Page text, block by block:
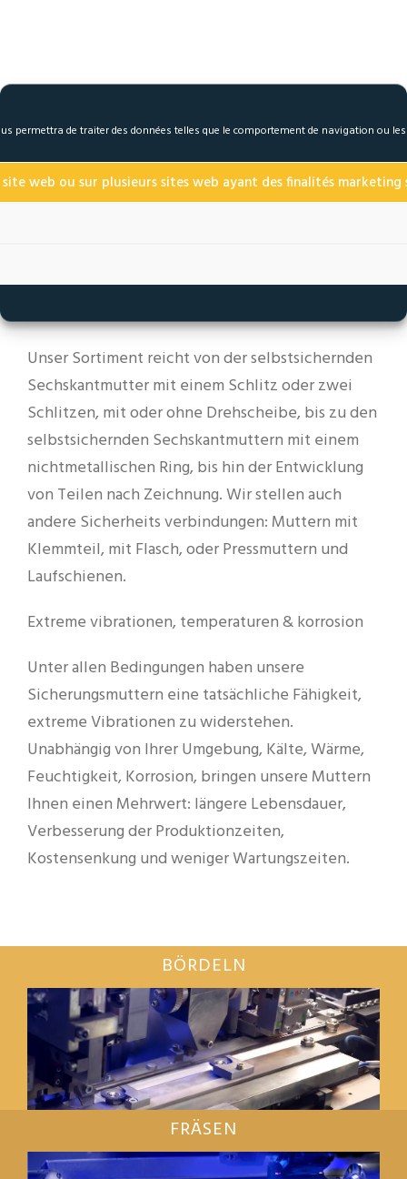
permettra de traiter des données telles que le comportement de navigation ou
web ou sur plusieurs sites web ayant des finalités marketing
Know-How
anerkannt und eingesezt sind unsere Produkte,
Unser Sortiment reicht von der selbstsichernden
Sechskantmutter mit einem Schlitz oder zwei
Schlitzen, mit oder ohne Drehscheibe, bis zu den
selbstsichernden Sechskantmuttern mit einem
nichtmetallischen Ring, bis hin der Entwicklung
von Teilen nach Zeichnung. Wir stellen auch
andere Sicherheits verbindungen: Muttern mit
Klemmteil, mit Flasch, oder Pressmuttern und
Laufschienen.
Extreme vibrationen, temperaturen & korrosion
Unter allen Bedingungen haben unsere
Sicherungsmuttern eine tatsächliche Fähigkeit,
extreme Vibrationen zu widerstehen.
Unabhängig von Ihrer Umgebung, Kälte, Wärme,
Feuchtigkeit, Korrosion, bringen unsere Muttern
Ihnen einen Mehrwert: längere Lebensdauer,
Verbesserung der Produktionzeiten,
Kostensenkung und weniger Wartungszeiten.
BÖRDELN
FRÄSEN